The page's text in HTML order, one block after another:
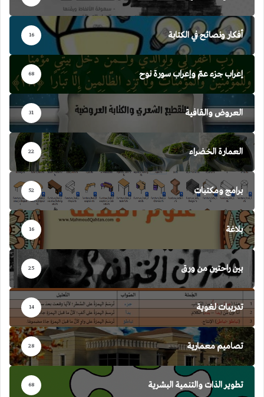
أفكار ونصائح في الكتابة 16
إعراب جزء عمّ وإعراب سورة نوح 68
العروض والقافية 31
العمارة الخضراء 22
برامج ومكتبات 52
بلاغة 16
بين راحتين من ورق 25
تدريبات لغوية 14
تصاميم معمارية 28
تطوير الذات والتنمية البشرية 68